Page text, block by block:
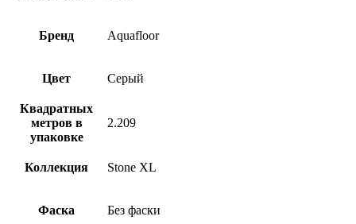
Бренд Aquafloor
Цвет Серый
Квадратных
метров в
упаковке
2.209
Коллекция Stone XL
Фаска Без фаски